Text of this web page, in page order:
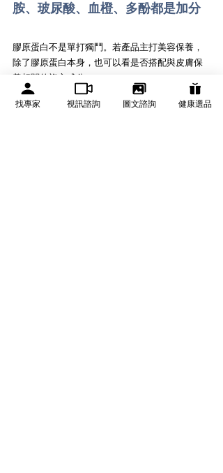
胺、玻尿酸、血橙、多酚都是加分
膠原蛋白不是單打獨鬥。若產品主打美容保養，
除了膠原蛋白本身，也可以看是否搭配與皮膚保
養相關的複方成分。
找專家 視訊諮詢 圖文諮詢 健康選品